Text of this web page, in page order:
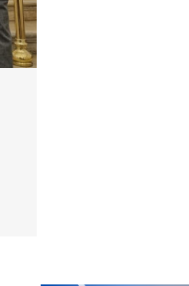
Rreth Nesh